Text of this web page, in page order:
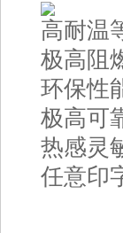
高耐温
极高阻
环保性
极高可
热感灵
任意印